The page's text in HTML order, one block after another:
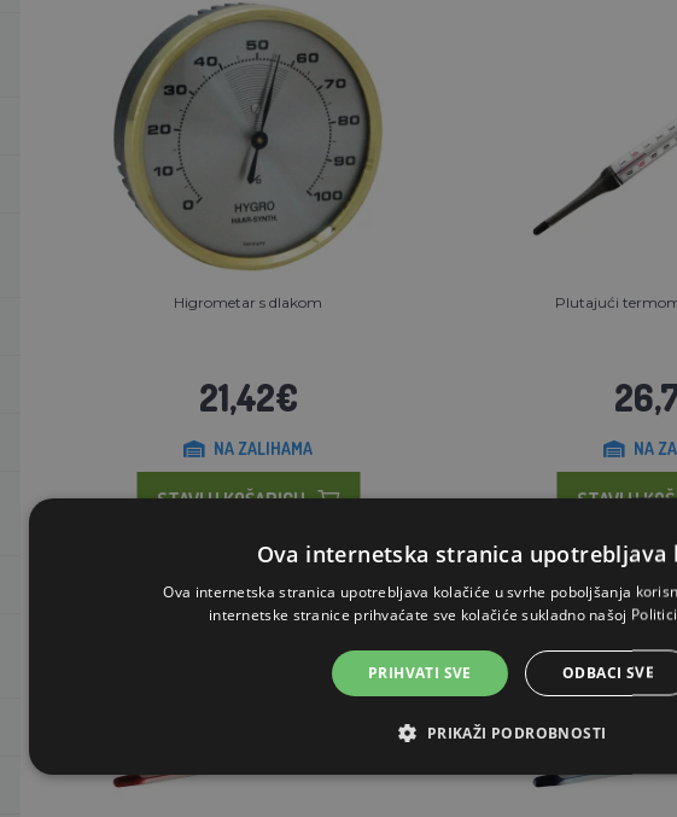
Higrometar s dlakom
21,42€
NA ZALIHAMA
STAVI U KOŠARICU
Plutajući
NA
STAVI U
Ova internetska stranica upotrebljava
Ova internetska stranica upotrebljava kolačiće u svrhe poboljšanja
internetske stranice prihvaćate sve kolačiće sukladno našoj
PRIHVATI SVE ODBACI SVE
PRIKAŽI PODROBNOSTI